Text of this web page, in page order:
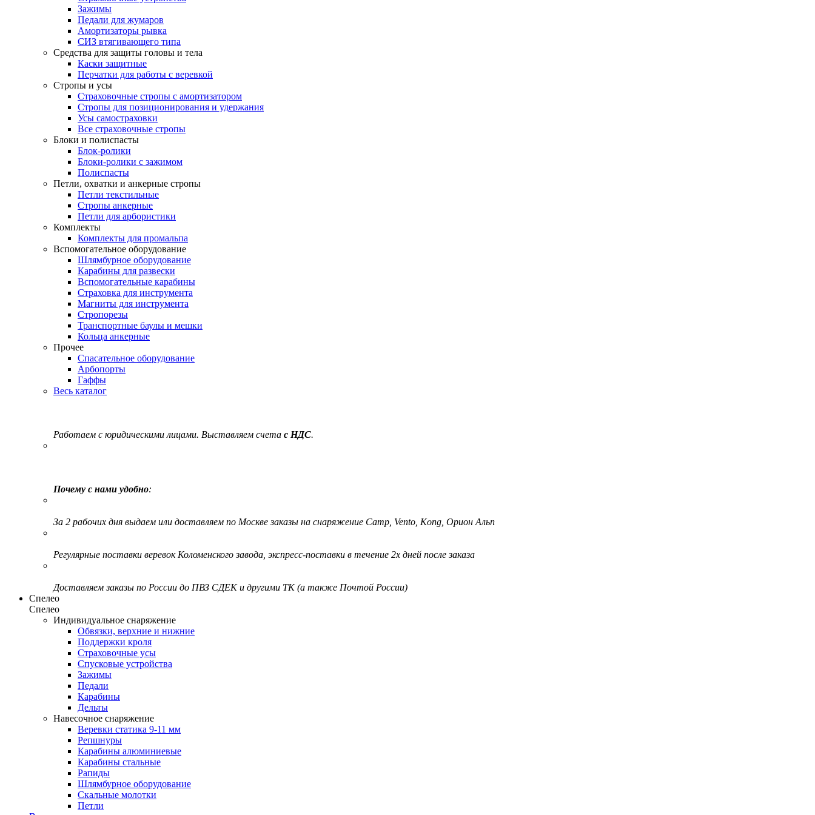
Зажимы
Педали для жумаров
Амортизаторы рывка
СИЗ втягивающего типа
Средства для защиты головы и тела
Каски защитные
Перчатки для работы с веревкой
Стропы и усы
Страховочные стропы с амортизатором
Стропы для позиционирования и удержания
Усы самостраховки
Все страховочные стропы
Блоки и полиспасты
Блок-ролики
Блоки-ролики с зажимом
Полиспасты
Петли, охватки и анкерные стропы
Петли текстильные
Стропы анкерные
Петли для арбористики
Комплекты
Комплекты для промальпа
Вспомогательное оборудование
Шлямбурное оборудование
Карабины для развески
Вспомогательные карабины
Страховка для инструмента
Магниты для инструмента
Стропорезы
Транспортные баулы и мешки
Кольца анкерные
Прочее
Спасательное оборудование
Арбопорты
Гаффы
Весь каталог
Работаем с юридическими лицами. Выставляем счета с НДС.
Почему с нами удобно:
За 2 рабочих дня выдаем или доставляем по Москве заказы на снаряжение Camp, Vento, Kong, Орион Альп
Регулярные поставки веревок Коломенского завода, экспресс-поставки в течение 2х дней после заказа
Доставляем заказы по России до ПВЗ СДЕК и другими ТК (а также Почтой России)
Спелео
Спелео
Индивидуальное снаряжение
Обвязки, верхние и нижние
Поддержки кроля
Страховочные усы
Спусковые устройства
Зажимы
Педали
Карабины
Дельты
Навесочное снаряжение
Веревки статика 9-11 мм
Репшнуры
Карабины алюминиевые
Карабины стальные
Рапиды
Шлямбурное оборудование
Скальные молотки
Петли